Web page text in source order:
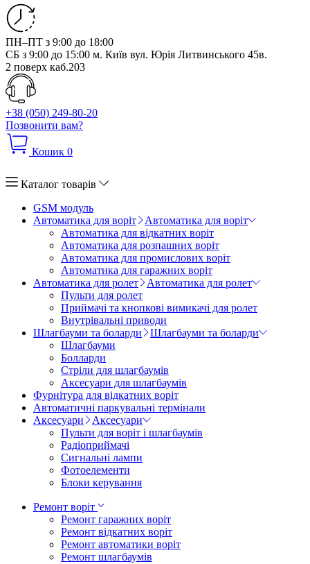
ПН–ПТ з 9:00 до 18:00
СБ з 9:00 до 15:00 м. Київ вул. Юрія Литвинського 45в.
2 поверх каб.203
+38 (050) 249-80-20
Позвонити вам?
Кошик 0
Каталог товарів
GSM модуль
Автоматика для воріт
Автоматика для воріт
Автоматика для відкатних воріт
Автоматика для розпашних воріт
Автоматика для промислових воріт
Автоматика для гаражних воріт
Автоматика для ролет
Автоматика для ролет
Пульти для ролет
Приймачі та кнопкові вимикачі для ролет
Внутрівальні приводи
Шлагбауми та боларди
Шлагбауми та боларди
Шлагбауми
Болларди
Стріли для шлагбаумів
Аксесуари для шлагбаумів
Фурнітура для відкатних воріт
Автоматичні паркувальні термінали
Аксесуари
Аксесуари
Пульти для воріт і шлагбаумів
Радіоприймачі
Сигнальні лампи
Фотоелементи
Блоки керування
Ремонт воріт
Ремонт гаражних воріт
Ремонт відкатних воріт
Ремонт автоматики воріт
Ремонт шлагбаумів